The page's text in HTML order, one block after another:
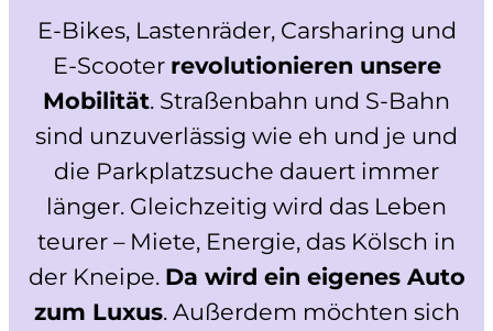
E-Bikes, Lastenräder, Carsharing und
E-Scooter revolutionieren unsere
Mobilität. Straßenbahn und S-Bahn
sind unzuverlässig wie eh und je und
die Parkplatzsuche dauert immer
länger. Gleichzeitig wird das Leben
teurer – Miete, Energie, das Kölsch in
der Kneipe. Da wird ein eigenes Auto
zum Luxus. Außerdem möchten sich